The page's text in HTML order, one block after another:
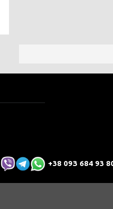
+38 09З 684 93